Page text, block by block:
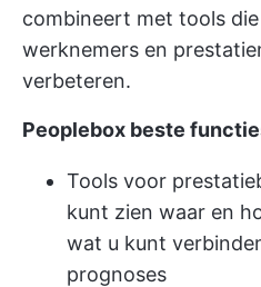
combineert met tools
werknemers en
verbeteren.
Peoplebox beste
Tools voor
kunt zien waar en
wat u kunt
prognoses